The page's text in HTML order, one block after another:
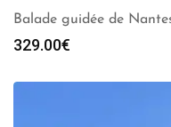
Balade guidée de
329.00€